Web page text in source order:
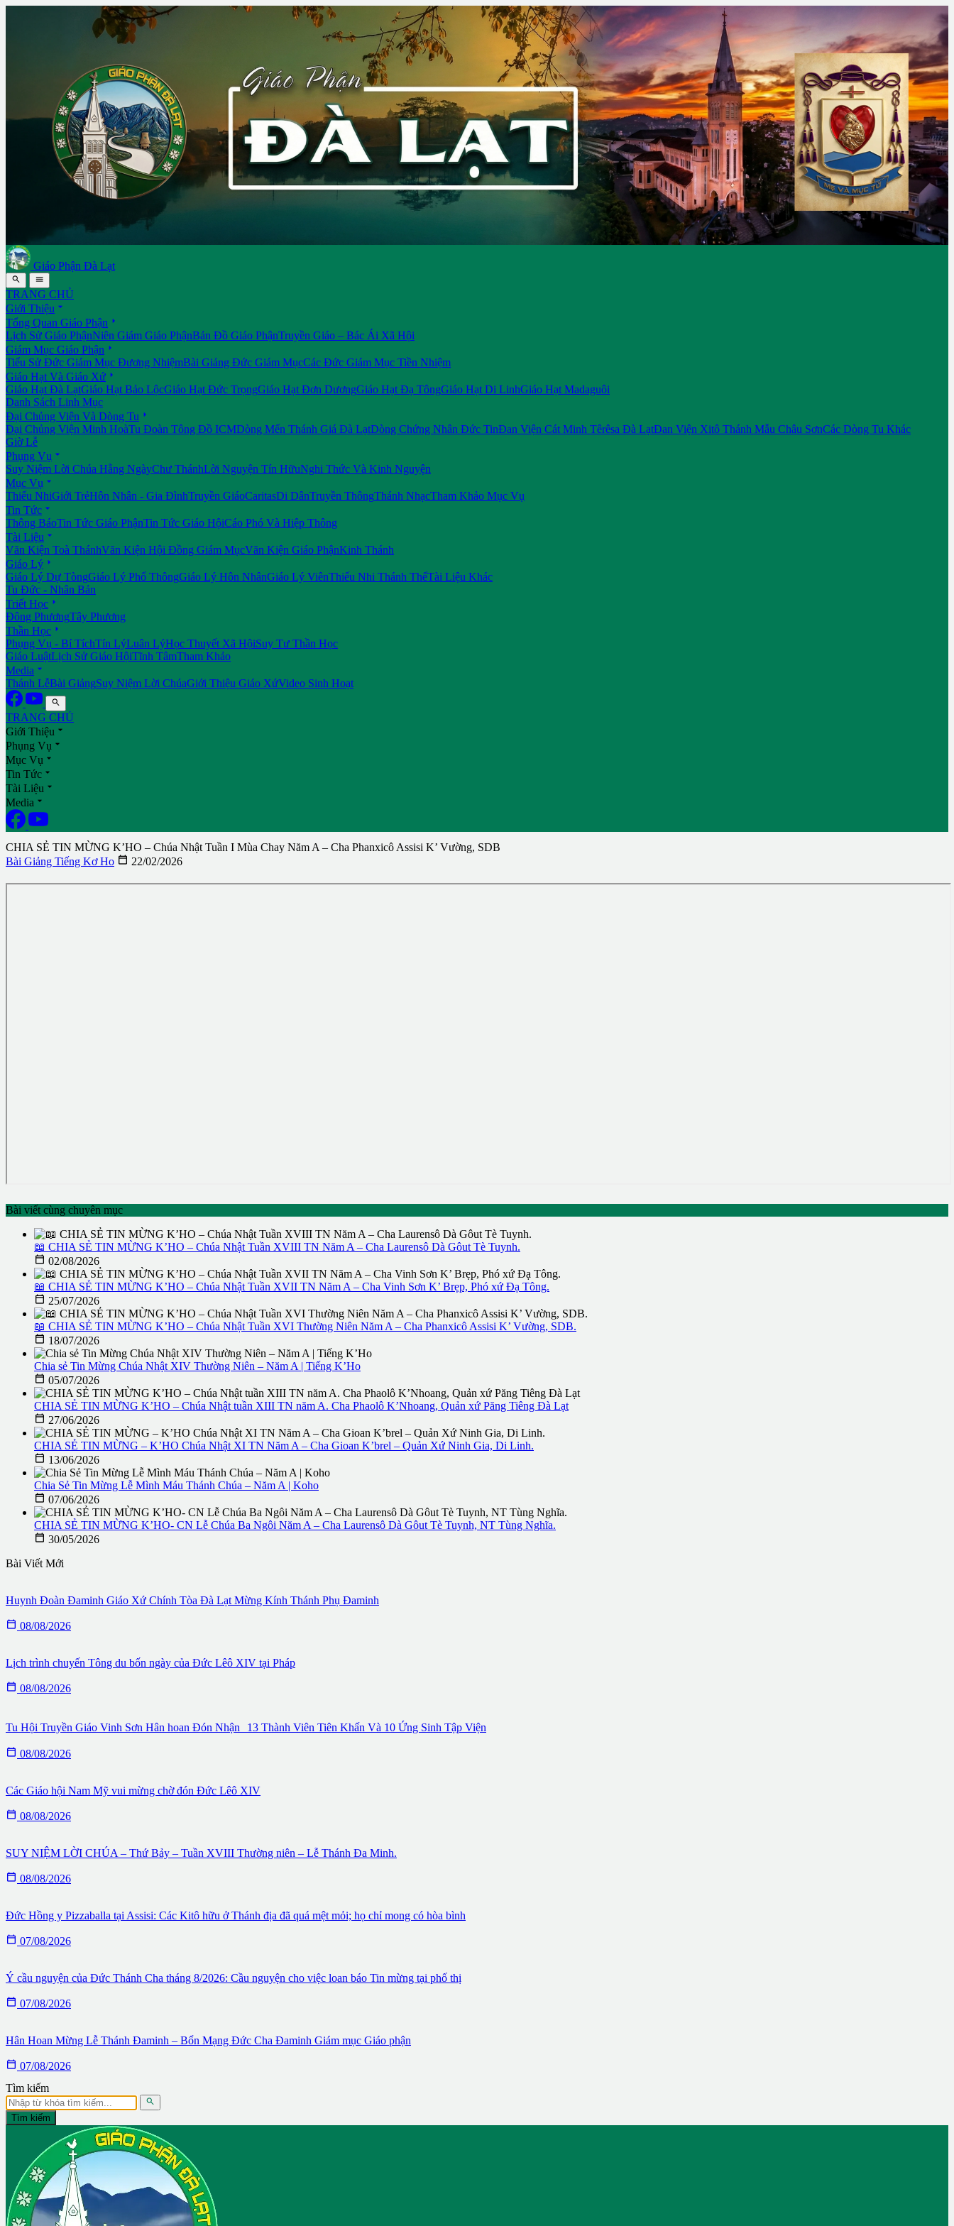
Giáo Phận Đà Lạt
 
TRANG CHỦ
Giới Thiệu 
Tổng Quan Giáo Phận 
Lịch Sử Giáo PhậnNiên Giám Giáo PhậnBản Đồ Giáo PhậnTruyền Giáo – Bác Ái Xã Hội
Giám Mục Giáo Phận 
Tiểu Sử Đức Giám Mục Đương NhiệmBài Giảng Đức Giám MụcCác Đức Giám Mục Tiền Nhiệm
Giáo Hạt Và Giáo Xứ 
Giáo Hạt Đà LạtGiáo Hạt Bảo LộcGiáo Hạt Đức TrọngGiáo Hạt Đơn DươngGiáo Hạt Đạ TôngGiáo Hạt Di LinhGiáo Hạt Madaguôi
Danh Sách Linh Mục
Đại Chủng Viện Và Dòng Tu 
Đại Chủng Viện Minh HoàTu Đoàn Tông Đồ ICMDòng Mến Thánh Giá Đà LạtDòng Chứng Nhân Đức TinĐan Viện Cát Minh Têrêsa Đà LạtĐan Viện Xitô Thánh Mẫu Châu SơnCác Dòng Tu Khác
Giờ Lễ
Phụng Vụ 
Suy Niệm Lời Chúa Hằng NgàyChư ThánhLời Nguyện Tín HữuNghi Thức Và Kinh Nguyện
Mục Vụ 
Thiếu NhiGiới TrẻHôn Nhân - Gia ĐìnhTruyền GiáoCaritasDi DânTruyền ThôngThánh NhạcTham Khảo Mục Vụ
Tin Tức 
Thông BáoTin Tức Giáo PhậnTin Tức Giáo HộiCáo Phó Và Hiệp Thông
Tài Liệu 
Văn Kiện Toà ThánhVăn Kiện Hội Đồng Giám MụcVăn Kiện Giáo PhậnKinh Thánh
Giáo Lý 
Giáo Lý Dự TòngGiáo Lý Phổ ThôngGiáo Lý Hôn NhânGiáo Lý ViênThiếu Nhi Thánh ThểTài Liệu Khác
Tu Đức - Nhân Bản
Triết Học 
Đông PhươngTây Phương
Thần Học 
Phụng Vụ - Bí TíchTín LýLuân LýHọc Thuyết Xã HộiSuy Tư Thần Học
Giáo LuậtLịch Sử Giáo HộiTĩnh TâmTham Khảo
Media 
Thánh LễBài GiảngSuy Niệm Lời ChúaGiới Thiệu Giáo XứVideo Sinh Hoạt

TRANG CHỦ
Giới Thiệu 
Phụng Vụ 
Mục Vụ 
Tin Tức 
Tài Liệu 
Media 
CHIA SẺ TIN MỪNG K’HO – Chúa Nhật Tuần I Mùa Chay Năm A – Cha Phanxicô Assisi K’ Vường, SDB
Bài Giảng Tiếng Kơ Ho  22/02/2026
Bài viết cùng chuyên mục
📖 CHIA SẺ TIN MỪNG K’HO – Chúa Nhật Tuần XVIII TN Năm A – Cha Laurensô Dà Gôut Tè Tuynh.
 02/08/2026
📖 CHIA SẺ TIN MỪNG K’HO – Chúa Nhật Tuần XVII TN Năm A – Cha Vinh Sơn K’ Brẹp, Phó xứ Đạ Tông.
 25/07/2026
📖 CHIA SẺ TIN MỪNG K’HO – Chúa Nhật Tuần XVI Thường Niên Năm A – Cha Phanxicô Assisi K’ Vường, SDB.
 18/07/2026
Chia sẻ Tin Mừng Chúa Nhật XIV Thường Niên – Năm A | Tiếng K’Ho
 05/07/2026
CHIA SẺ TIN MỪNG K’HO – Chúa Nhật tuần XIII TN năm A. Cha Phaolô K’Nhoang, Quản xứ Păng Tiêng Đà Lạt
 27/06/2026
CHIA SẺ TIN MỪNG – K’HO Chúa Nhật XI TN Năm A – Cha Gioan K’brel – Quản Xứ Ninh Gia, Di Linh.
 13/06/2026
Chia Sẻ Tin Mừng Lễ Mình Máu Thánh Chúa – Năm A | Koho
 07/06/2026
CHIA SẺ TIN MỪNG K’HO- CN Lễ Chúa Ba Ngôi Năm A – Cha Laurensô Dà Gôut Tè Tuynh, NT Tùng Nghĩa.
 30/05/2026
Bài Viết Mới
Huynh Đoàn Đaminh Giáo Xứ Chính Tòa Đà Lạt Mừng Kính Thánh Phụ Đaminh
 08/08/2026
Lịch trình chuyến Tông du bốn ngày của Đức Lêô XIV tại Pháp
 08/08/2026
Tu Hội Truyền Giáo Vinh Sơn Hân hoan Đón Nhận 13 Thành Viên Tiên Khấn Và 10 Ứng Sinh Tập Viện
 08/08/2026
Các Giáo hội Nam Mỹ vui mừng chờ đón Đức Lêô XIV
 08/08/2026
SUY NIỆM LỜI CHÚA – Thứ Bảy – Tuần XVIII Thường niên – Lễ Thánh Đa Minh.
 08/08/2026
Đức Hồng y Pizzaballa tại Assisi: Các Kitô hữu ở Thánh địa đã quá mệt mỏi; họ chỉ mong có hòa bình
 07/08/2026
Ý cầu nguyện của Đức Thánh Cha tháng 8/2026: Cầu nguyện cho việc loan báo Tin mừng tại phố thị
 07/08/2026
Hân Hoan Mừng Lễ Thánh Đaminh – Bổn Mạng Đức Cha Đaminh Giám mục Giáo phận
 07/08/2026
Tìm kiếm

Tìm kiếm